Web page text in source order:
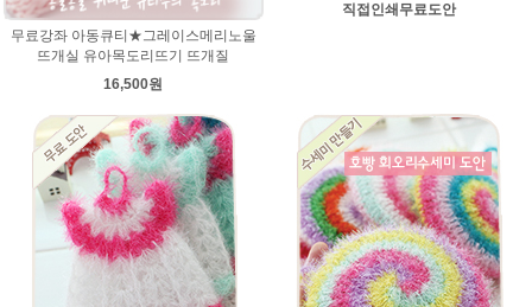
무료강좌 아동큐티★그레이스메리노울
뜨개실 유아목도리뜨기 뜨개질
16,500원
직접인쇄무료도안